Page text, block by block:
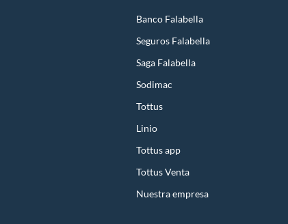
Banco Falabella
Seguros Falabella
Saga Falabella
Sodimac
Tottus
Linio
Tottus app
Tottus Venta
Nuestra empresa